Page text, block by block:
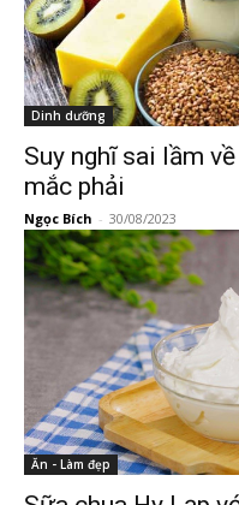
Dinh dưỡng
Suy nghĩ sai lầm
mắc phải
Ngọc Bích - 30/08/2023
Ăn - Làm đẹp